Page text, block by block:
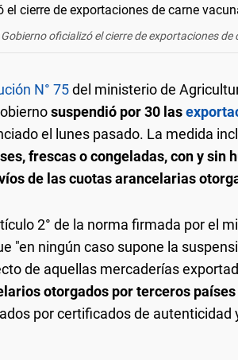
Gobierno oficializó el cierre de exportaciones de
N° 75del ministerio de
suspendió por 30 las
el lunes pasado. La medida
frescas o congeladas, con y sin
de las cuotas arancelarias
2° de la norma firmada por el
"en ningún caso supone la
de aquellas mercaderías
otorgados por terceros países
por certificados de autenticidad